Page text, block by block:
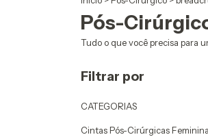
Pós-
Tudo o que você precisa para
Filtrar por
CATEGORIAS
Cintas Pós-Cirúrgicas